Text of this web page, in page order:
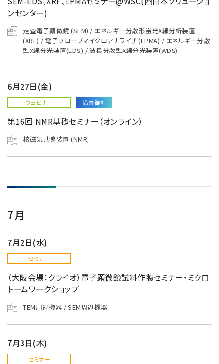
ンセンター)
走査電子顕微鏡 (SEM) / エネルギー分散形蛍光X線分析装置
(XRF) / 電子プローブマイクロアナライザ (EPMA) / エネルギー分散
型X線分光装置(EDS) / 波長分散型X線分光装置(WDS)
6月27日(金)
ウェビナー 満員御礼
第16回 NMR基礎セミナー（オンライン）
核磁気共鳴装置 (NMR)
7月
7月2日(水)
セミナー
（大阪会場：クライオ）電子顕微鏡試料作製セミナー・ミクロ
トームワークショップ
TEM周辺機器 / SEM周辺機器
7月3日(木)
セミナー